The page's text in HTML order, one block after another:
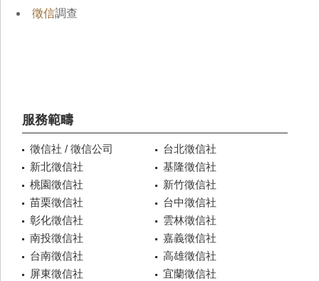
徵信調查
服務範疇
徵信社 / 徵信公司
台北徵信社
新北徵信社
基隆徵信社
桃園徵信社
新竹徵信社
苗栗徵信社
台中徵信社
彰化徵信社
雲林徵信社
南投徵信社
嘉義徵信社
台南徵信社
高雄徵信社
屏東徵信社
宜蘭徵信社